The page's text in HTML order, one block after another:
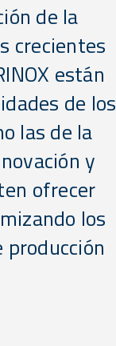
de la
crecientes
están
de los
las de la
y
ofrecer
los